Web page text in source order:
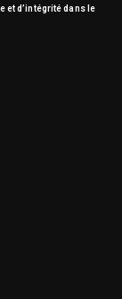
et d’intégrité dans le